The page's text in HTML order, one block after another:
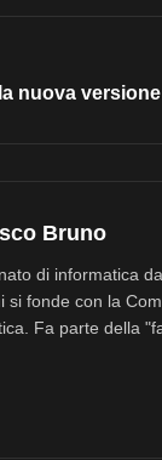
nuova
Bruno
di informatica
si fonde con la
Fa parte della